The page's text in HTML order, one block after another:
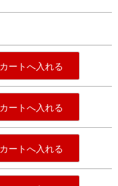
カートへ入れる
カートへ入れる
カートへ入れる